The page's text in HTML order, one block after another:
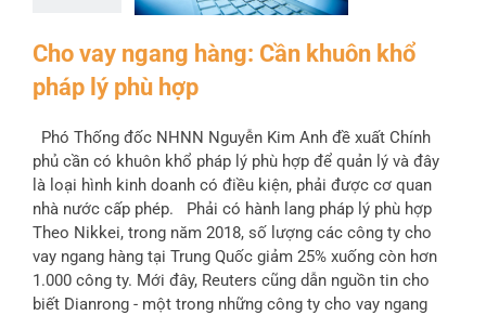
Cho vay ngang hàng: Cần khuôn khổ
pháp lý phù hợp
Phó Thống đốc NHNN Nguyễn Kim Anh đề xuất Chính
phủ cần có khuôn khổ pháp lý phù hợp để quản lý và đây
là loại hình kinh doanh có điều kiện, phải được cơ quan
nhà nước cấp phép. Phải có hành lang pháp lý phù hợp
Theo Nikkei, trong năm 2018, số lượng các công ty cho
vay ngang hàng tại Trung Quốc giảm 25% xuống còn hơn
1.000 công ty. Mới đây, Reuters cũng dẫn nguồn tin cho
biết Dianrong - một trong những công ty cho vay ngang